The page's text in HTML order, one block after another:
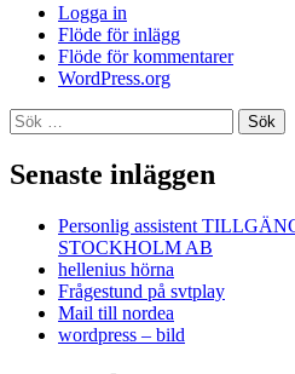
Logga in
Flöde för inlägg
Flöde för kommentarer
WordPress.org
Sök
efter:
Senaste inläggen
Personlig assistent
STOCKHOLM AB
hellenius hörna
Frågestund på svtplay
Mail till nordea
wordpress – bild